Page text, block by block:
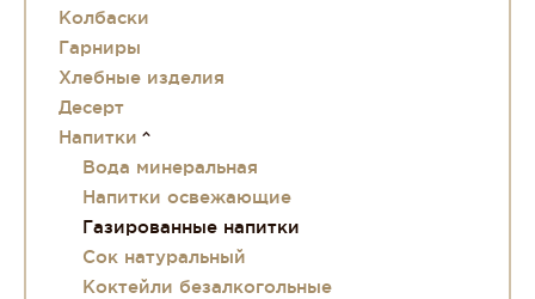
Колбаски
Гарниры
Хлебные изделия
Десерт
Напитки
Вода минеральная
Напитки освежающие
Газированные напитки
Сок натуральный
Коктейли безалкогольные